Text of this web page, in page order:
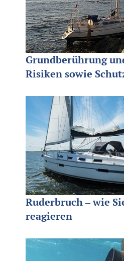
Grundberührung
Risiken sowie
Ruderbruch – wie
reagieren